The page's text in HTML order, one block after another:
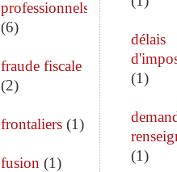
professionnels
(6)
fraude fiscale
(2)
frontaliers(1)
fusion (1)
délais
(1)
(1)